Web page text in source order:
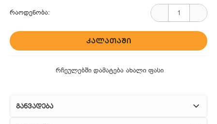
რაოდენობა:
ᲙᲐᲚᲐᲗᲐᲨᲘ
რჩეულებში დამატება ახალი ფასი
განვადება